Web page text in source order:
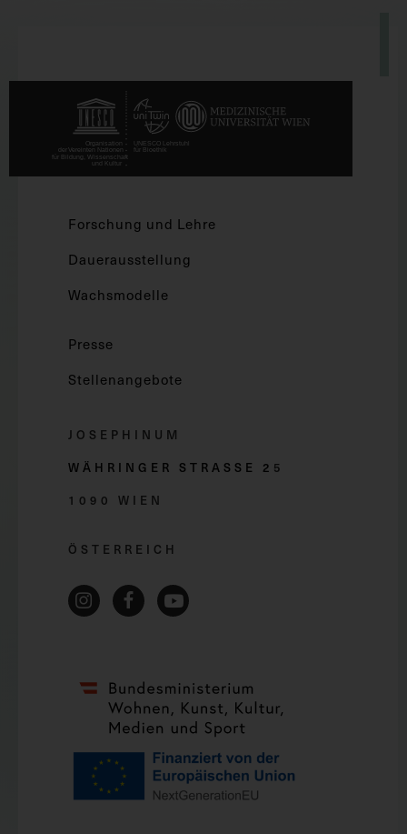
Forschung und Lehre
Dauerausstellung
Wachsmodelle
Presse
Stellenangebote
JOSEPHINUM
WÄHRINGER STRASSE 2 5
1090 WIEN
ÖSTERREICH